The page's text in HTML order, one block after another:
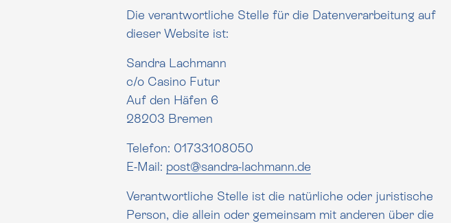
Die verantwortliche Stelle für die Datenverarbeitung auf
dieser Website ist:
Sandra Lachmann
c/o Casino Futur
Auf den Häfen 6
28203 Bremen
Telefon: 01733108050
E-Mail: post@sandra-lachmann.de
Verantwortliche Stelle ist die natürliche oder juristische
Person, die allein oder gemeinsam mit anderen über die